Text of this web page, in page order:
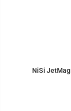
NiSi JetMag